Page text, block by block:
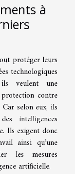
à
protéger leurs
technologiques
veulent une
contre
selon eux, ils
intelligences
Ils exigent donc
ainsi qu’une
les mesures
artificielle.